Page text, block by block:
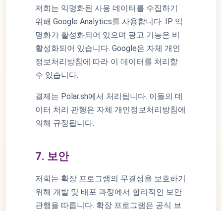
저희는 익명화된 사용 데이터를 수집하기
위해 Google Analytics를 사용합니다. IP 익
명화가 활성화되어 있으며 광고 기능은 비
활성화되어 있습니다. Google은 자체 개인
정보처리방침에 따라 이 데이터를 처리할
수 있습니다.
결제는 Polar.sh에서 처리됩니다. 이들의 데
이터 처리 관행은 자체 개인정보처리방침에
의해 규정됩니다.
7. 보안
저희는 확장 프로그램의 무결성을 보호하기
위해 개발 및 배포 과정에서 합리적인 보안
관행을 따릅니다. 확장 프로그램은 공식 브